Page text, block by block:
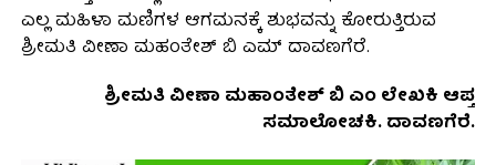
ಎಲ್ಲ ಮಹಿಳಾ ಮಣಿಗಳ ಆಗಮನಕ್ಕೆ ಶುಭವನ್ನು ಕೋರುತ್ತಿರುವ
ಶ್ರೀಮತಿ ವೀಣಾ ಮಹಂತೇಶ್ ಬಿ ಎಮ್ ದಾವಣಗೆರೆ.
ಶ್ರೀಮತಿ ವೀಣಾ ಮಹಾಂತೇಶ್ ಬಿ ಎಂ ಲೇಖಕಿ ಆಪ್ತ
ಸಮಾಲೋಚಕಿ. ದಾವಣಗೆರೆ.